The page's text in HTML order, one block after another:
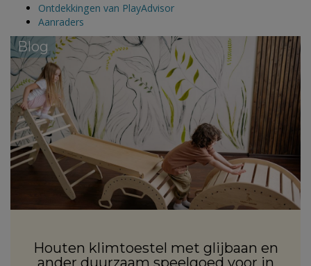
Ontdekkingen van PlayAdvisor
Aanraders
Blog
Houten klimtoestel met glijbaan en
ander duurzaam speelgoed voor in